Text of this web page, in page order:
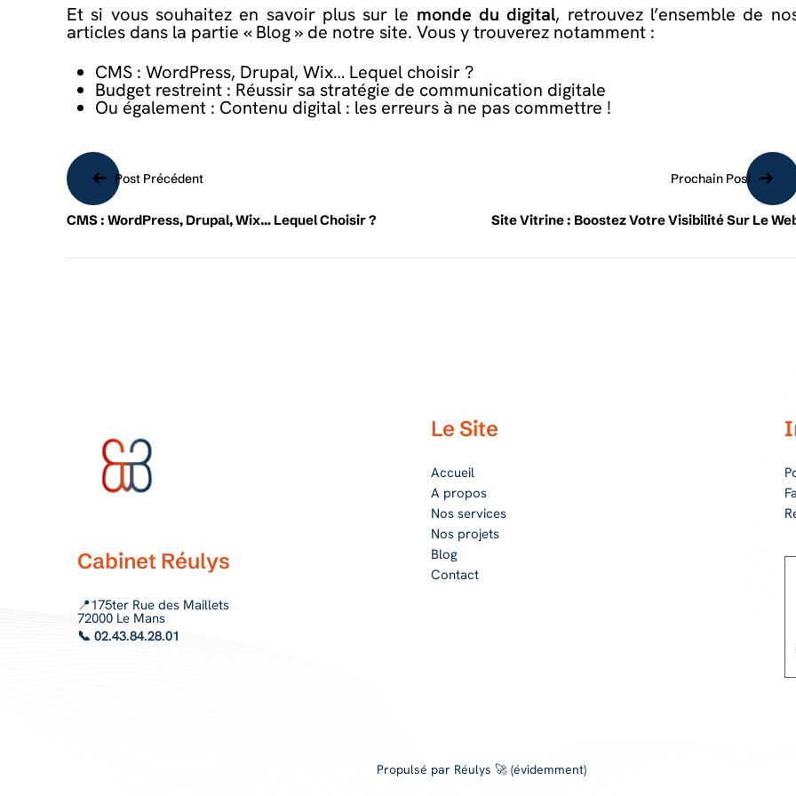
Et si vous souhaitez en savoir plus sur le monde du digital, retrouvez l’ensemble de
articles dans la partie « Blog » de notre site. Vous y trouverez notamment :
CMS : WordPress, Drupal, Wix… Lequel choisir ?
Budget restreint : Réussir sa stratégie de communication digitale
Ou également : Contenu digital : les erreurs à ne pas commettre !
Navigation
de
Post Précédent
CMS : WordPress, Drupal, Wix… Lequel Choisir ?
Prochain Post
Site Vitrine : Boostez Votre Visibilité Sur Le
Cabinet Réulys
📍175ter Rue des Maillets
72000 Le Mans
📞 02.43.84.28.01
Le Site
Accueil
A propos
Nos services
Nos projets
Blog
Contact
Propulsé par Réulys 🚀 (évidemment)